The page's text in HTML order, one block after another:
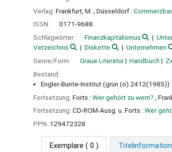
Verlag: Frankfurt, M. ; Düsseldorf :
ISSN:
0171-9688
Schlagwörter:
Finanzkapitalismus
Verzeichnis
Diskette Unternehmen
Genre/Form:
Graue Literatur Handbuch
Bestand:
Engler-Bunte-Institut (grün (o)
Fortsetzung: Forts.: Wer gehört zu wem?.
,
Fortsetzung: CD-ROM-Ausg. u. Forts.: Wer
PPN: 129472328
Exemplare ( 0 )